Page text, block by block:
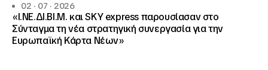
02 · 07 · 2026
«Ι.ΝΕ.ΔΙ.ΒΙ.Μ. και SKY express παρουσίασαν στο
Σύνταγμα τη νέα στρατηγική συνεργασία για την
Ευρωπαϊκή Κάρτα Νέων»